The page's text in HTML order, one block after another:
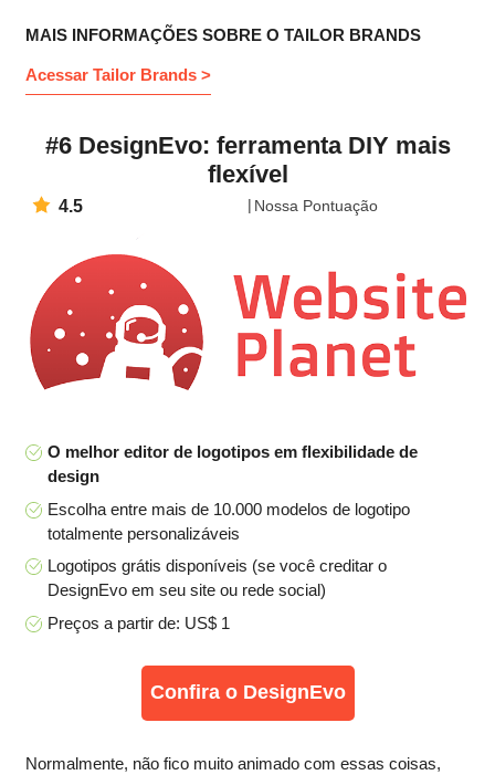
MAIS INFORMAÇÕES SOBRE O TAILOR BRANDS
Acessar Tailor Brands >
#6 DesignEvo: ferramenta DIY mais
flexível
4.5 Nossa Pontuação
O melhor editor de logotipos em flexibilidade de
design
Escolha entre mais de 10.000 modelos de logotipo
totalmente personalizáveis
Logotipos grátis disponíveis (se você creditar o
DesignEvo em seu site ou rede social)
Preços a partir de: US$ 1
Confira o DesignEvo
Normalmente, não fico muito animado com essas coisas,